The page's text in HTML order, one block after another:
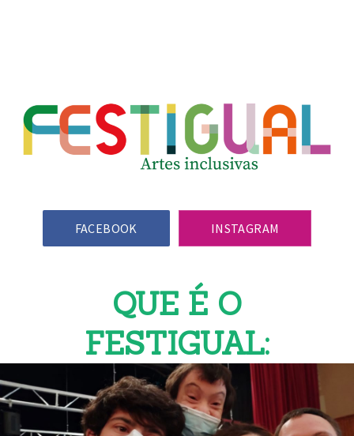
FACEBOOK INSTAGRAM
QUE É O
FESTIGUAL: